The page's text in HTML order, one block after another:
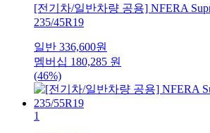
[전기차/일반차량 공용] NFERA
235/45R19
일반 336,600원
멤버십 180,285 원
(46%)
1